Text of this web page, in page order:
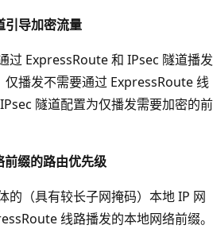
引导加密流量
过 ExpressRoute 和 IPsec 隧道播发
仅播发不需要通过 ExpressRoute 线
隧道配置为仅播发需要加密的前
前缀的路由优先级
的（具有较长子网掩码）本地 IP 网
线路播发的本地网络前缀。